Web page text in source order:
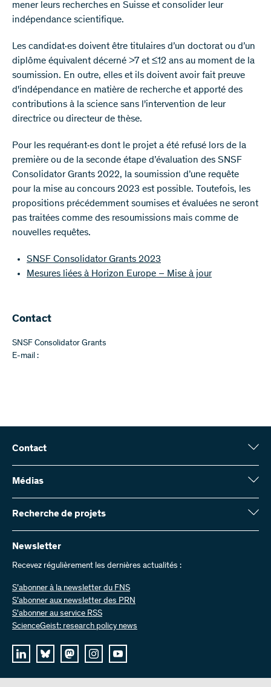
mener leurs recherches en Suisse et consolider leur
indépendance scientifique.
Les candidat·es doivent être titulaires d’un doctorat ou d’un
diplôme équivalent décerné >7 et ≤12 ans au moment de la
soumission. En outre, elles et ils doivent avoir fait preuve
d'indépendance en matière de recherche et apporté des
contributions à la science sans l'intervention de leur
directrice ou directeur de thèse.
Pour les requérant·es dont le projet a été refusé lors de la
première ou de la seconde étape d’évaluation des SNSF
Consolidator Grants 2022, la soumission d’une requête
pour la mise au concours 2023 est possible. Toutefois, les
propositions précédemment soumises et évaluées ne seront
pas traitées comme des resoumissions mais comme de
nouvelles requêtes.
SNSF Consolidator Grants 2023
Mesures liées à Horizon Europe – Mise à jour
Contact
SNSF Consolidator Grants
E-mail :
Contact
Fonds national suisse (FNS)
Wildhainweg 3
Contactez-nous
Envoyer des factures
Travailler chez nous
Offres d’emploi
Médias
Service de presse
Rapport annuel
Recherche de projets
Vous trouverez ici des informations complètes sur les projets de
recherche et les subsides approuvés par le FNS :
Recherche de projets
Newsletter
Recevez régulièrement les dernières actualités :
S’abonner à la newsletter du FNS
S’abonner aux newsletter des PRN
S'abonner au service RSS
ScienceGeist: research policy news